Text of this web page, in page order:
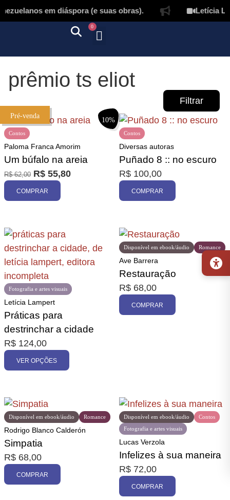
em diáspora (e suas obras). Letícia
0
prêmio ts eliot
Filtrar
Promoção
10%
Pré-venda
Contos
Paloma Franca Amorim
Um búfalo na areia
R$62,00 R$ 55,80
COMPRAR
Contos
Diversas autoras
Puñado 8 :: no escuro
R$ 100,00
COMPRAR
Fotografia e artes visuais
Letícia Lampert
Práticas para
destrinchar a cidade
R$ 124,00
VER OPÇÕES
Disponível em ebook/áudio Romance
Ave Barrera
Restauração
R$ 68,00
COMPRAR
Disponível em ebook/áudio Romance
Rodrigo Blanco Calderón
Simpatia
R$ 68,00
COMPRAR
Contos
Disponível em ebook/áudio
Fotografia e artes visuais
Lucas Verzola
Infelizes à sua maneira
R$ 72,00
COMPRAR